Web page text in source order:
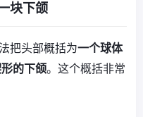
块下颌
把头部概括为一个球体
的下颌。这个概括非常